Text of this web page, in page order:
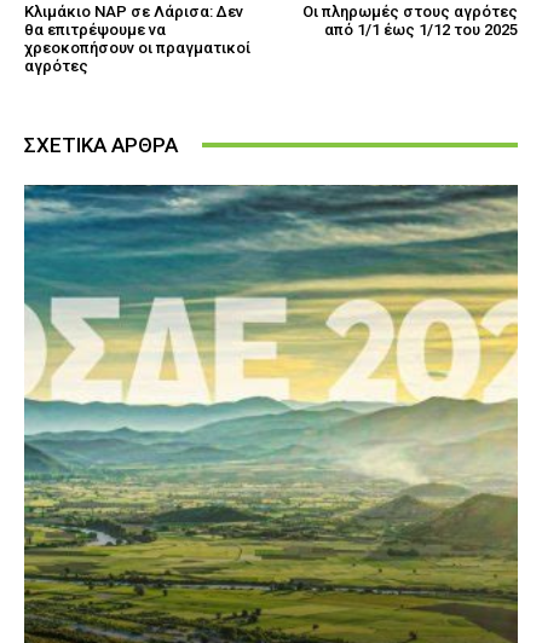
Κλιμάκιο ΝΑΡ σε Λάρισα: Δεν
θα επιτρέψουμε να
χρεοκοπήσουν οι πραγματικοί
αγρότες
Οι πληρωμές στους αγρότες
από 1/1 έως 1/12 του 2025
ΣΧΕΤΙΚΑ ΑΡΘΡΑ